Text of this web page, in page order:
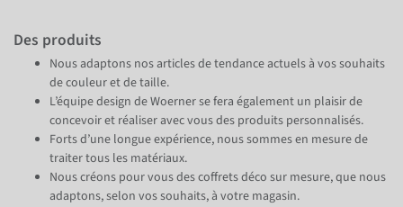
Des produits
Nous adaptons nos articles de tendance actuels à vos souhaits
de couleur et de taille.
L’équipe design de Woerner se fera également un plaisir de
concevoir et réaliser avec vous des produits personnalisés.
Forts d’une longue expérience, nous sommes en mesure de
traiter tous les matériaux.
Nous créons pour vous des coffrets déco sur mesure, que nous
adaptons, selon vos souhaits, à votre magasin.